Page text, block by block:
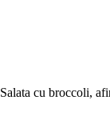
Salata cu broccoli,